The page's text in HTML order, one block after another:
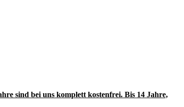
sind bei uns komplett kostenfrei. Bis 14 Jahre,